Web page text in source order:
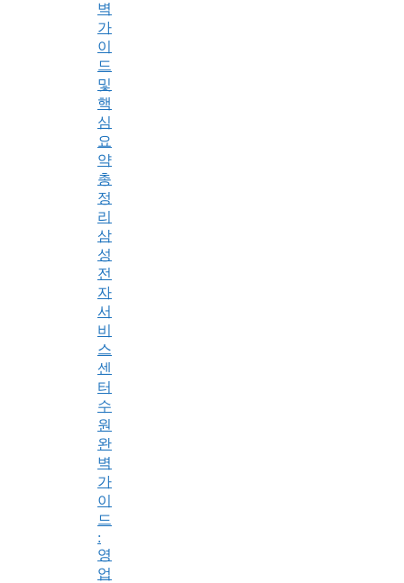
벽
가
이
드
및
핵
심
요
약
총
정
리
삼
성
전
자
서
비
스
센
터
수
원
완
벽
가
이
드
:
영
업